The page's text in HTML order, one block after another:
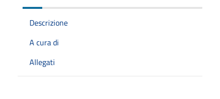
Descrizione
A cura di
Allegati